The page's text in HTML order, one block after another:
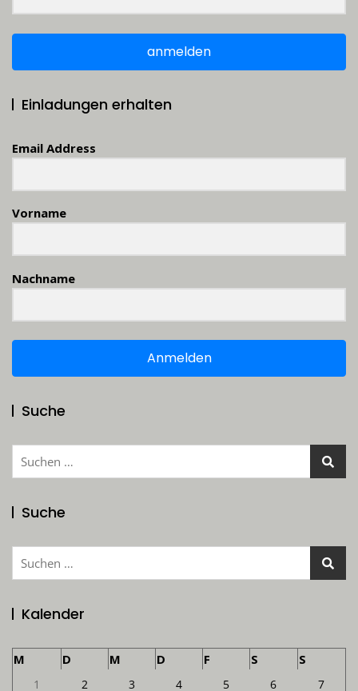
anmelden
Einladungen erhalten
Email Address
Vorname
Nachname
Anmelden
Suche
Suchen
Suche
Suchen
Kalender
M D M D F S S
1 2 3 4 5 6 7